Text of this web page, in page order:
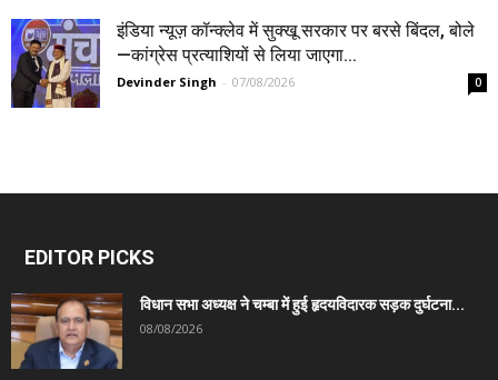
इंडिया न्यूज़ कॉन्क्लेव में सुक्खू सरकार पर बरसे बिंदल, बोले
—कांग्रेस प्रत्याशियों से लिया जाएगा...
Devinder Singh - 07/08/2026 0
EDITOR PICKS
विधान सभा अध्यक्ष ने चम्बा में हुई हृदयविदारक सड़क दुर्घटना...
08/08/2026